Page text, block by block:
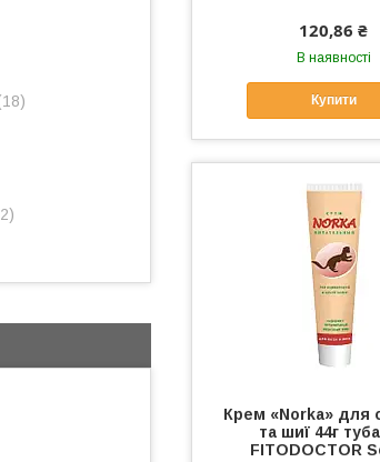
120,86 ₴
В наявності
Купити
Крем «Norka» для
та шиї 44г
FITODOCTOR
18
2